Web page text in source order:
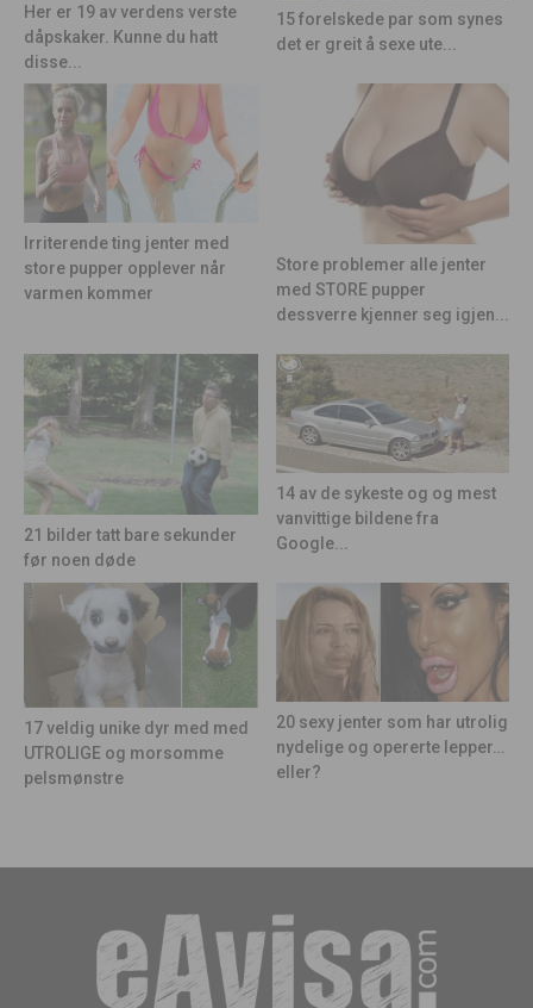
Her er 19 av verdens verste
dåpskaker. Kunne du hatt
disse...
15 forelskede par som synes
det er greit å sexe ute...
Irriterende ting jenter med
store pupper opplever når
varmen kommer
Store problemer alle jenter
med STORE pupper
dessverre kjenner seg igjen...
21 bilder tatt bare sekunder
før noen døde
14 av de sykeste og og mest
vanvittige bildene fra
Google...
17 veldig unike dyr med med
UTROLIGE og morsomme
pelsmønstre
20 sexy jenter som har utrolig
nydelige og opererte lepper…
eller?